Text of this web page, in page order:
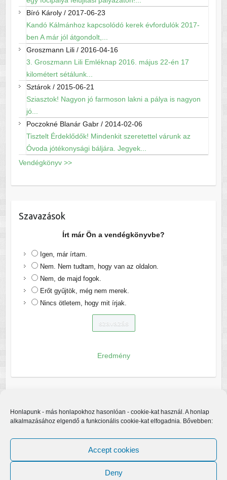
Honlapunk - más honlapokhoz hasonlóan - cookie-kat használ. A honlap
alkalmazásához elgendő a funkcionális cookie-kat elfogadnia. Bővebben:
Accept cookies
Deny
Bíró Károly/ 2017-06-23
Kandó Kálmánhoz kapcsolódó kerek évfordulók 2017-
ben A már jól átgondolt,...
Groszmann Lili/ 2016-04-16
3. Groszmann Lili Emléknap 2016. május 22-én 17
kilométert sétálunk...
Sztárok/ 2015-06-21
Sziasztok! Nagyon jó farmoson lakni a pálya is nagyon
jó...
Poczokné Blanár Gabr/ 2014-02-06
Tisztelt Érdeklődők! Mindenkit szeretettel várunk az
Óvoda jótékonysági báljára. Jegyek...
Vendégkönyv >>
Szavazások
Írt már Ön a vendégkönyvbe?
Igen, már írtam.
Nem. Nem tudtam, hogy van az oldalon.
Nem, de majd fogok.
Erőt gyűjtök, még nem merek.
Nincs ötletem, hogy mit írjak.
Eredmény